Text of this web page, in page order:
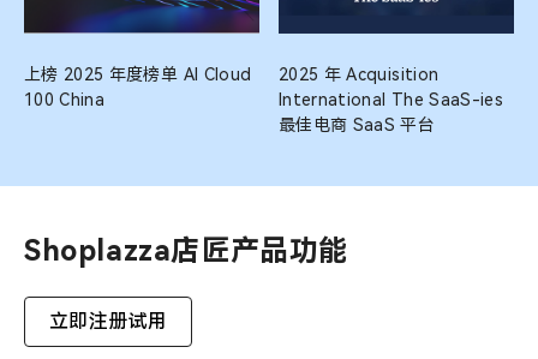
上榜 2025 年度榜单 AI Cloud
100 China
2025 年 Acquisition
International The SaaS-ies
最佳电商 SaaS 平台
Shoplazza店匠产品功能
立即注册试用